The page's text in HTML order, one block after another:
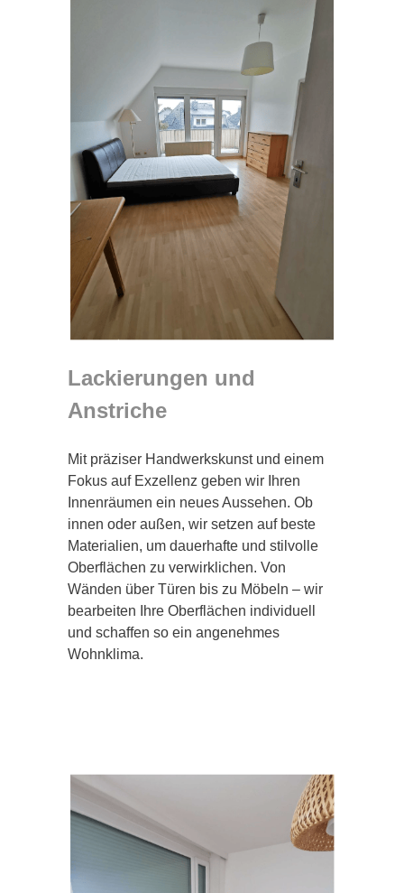
Lackierungen und
Anstriche
Mit präziser Handwerkskunst und einem
Fokus auf Exzellenz geben wir Ihren
Innenräumen ein neues Aussehen. Ob
innen oder außen, wir setzen auf beste
Materialien, um dauerhafte und stilvolle
Oberflächen zu verwirklichen. Von
Wänden über Türen bis zu Möbeln – wir
bearbeiten Ihre Oberflächen individuell
und schaffen so ein angenehmes
Wohnklima.